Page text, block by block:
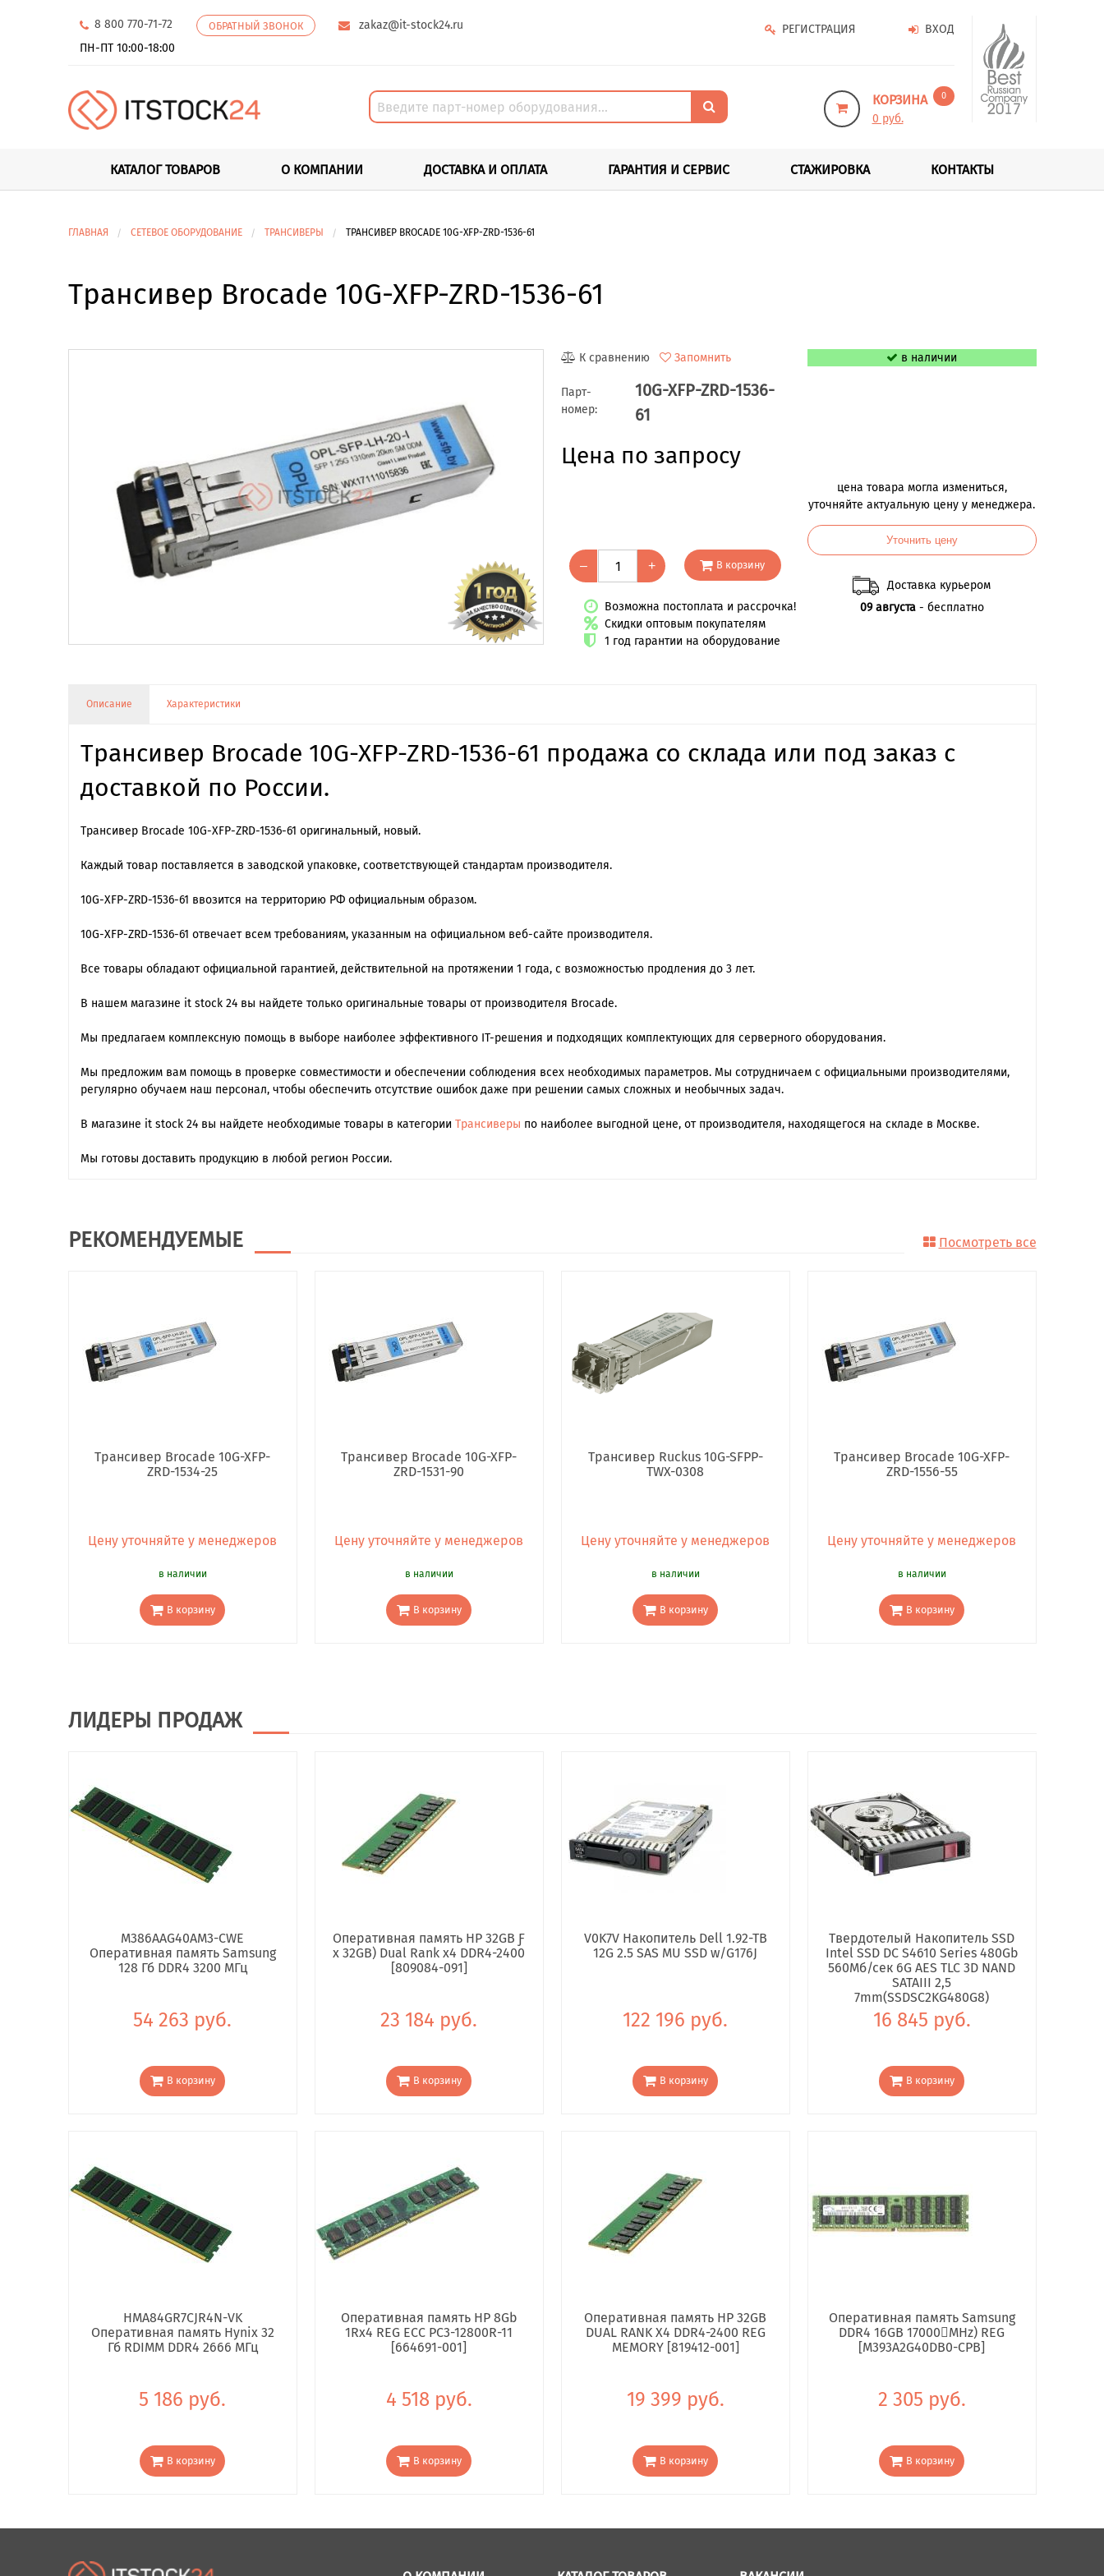
8 800 770-71-72 ОБРАТНЫЙ ЗВОНОК
zakaz@it-stock24.ru
ПН-ПТ 10:00-18:00
ВХОД
РЕГИСТРАЦИЯ
КОРЗИНА 0
0 руб.
КАТАЛОГ ТОВАРОВ О КОМПАНИИ ДОСТАВКА И ОПЛАТА ГАРАНТИЯ И СЕРВИС СТАЖИРОВКА КОНТАКТЫ
ГЛАВНАЯ СЕТЕВОЕ ОБОРУДОВАНИЕ ТРАНСИВЕРЫ ТРАНСИВЕР BROCADE 10G-XFP-ZRD-1536-61
Трансивер Brocade 10G-XFP-ZRD-1536-61
К сравнению Запомнить
Парт-
номер:
10G-XFP-ZRD-1536-
61
Цена по запросу
– + В корзину
Возможна постоплата и рассрочка!
Скидки оптовым покупателям
1 год гарантии на оборудование
в наличии
цена товара могла измениться,
уточняйте актуальную цену у менеджера.
Уточнить цену
Доставка курьером
09 августа- бесплатно
Описание Характеристики
Трансивер Brocade 10G-XFP-ZRD-1536-61 продажа со склада или под заказ с
доставкой по России.
Трансивер Brocade 10G-XFP-ZRD-1536-61 оригинальный, новый.
Каждый товар поставляется в заводской упаковке, соответствующей стандартам производителя.
10G-XFP-ZRD-1536-61 ввозится на территорию РФ официальным образом.
10G-XFP-ZRD-1536-61 отвечает всем требованиям, указанным на официальном веб-сайте производителя.
Все товары обладают официальной гарантией, действительной на протяжении 1 года, с возможностью продления до 3 лет.
В нашем магазине it stock 24 вы найдете только оригинальные товары от производителя Brocade.
Мы предлагаем комплексную помощь в выборе наиболее эффективного IT-решения и подходящих комплектующих для серверного оборудования.
Мы предложим вам помощь в проверке совместимости и обеспечении соблюдения всех необходимых параметров. Мы сотрудничаем с официальными производителями,
регулярно обучаем наш персонал, чтобы обеспечить отсутствие ошибок даже при решении самых сложных и необычных задач.
В магазине it stock 24 вы найдете необходимые товары в категории Трансиверы по наиболее выгодной цене, от производителя, находящегося на складе в Москве.
Мы готовы доставить продукцию в любой регион России.
РЕКОМЕНДУЕМЫЕ Посмотреть все
Трансивер Brocade 10G-XFP-
ZRD-1534-25
Цену уточняйте у менеджеров
в наличии
В корзину
Трансивер Brocade 10G-XFP-
ZRD-1531-90
Цену уточняйте у менеджеров
в наличии
В корзину
Трансивер Ruckus 10G-SFPP-
TWX-0308
Цену уточняйте у менеджеров
в наличии
В корзину
Трансивер Brocade 10G-XFP-
ZRD-1556-55
Цену уточняйте у менеджеров
в наличии
В корзину
ЛИДЕРЫ ПРОДАЖ
M386AAG40AM3-CWE
Оперативная память Samsung
128 Гб DDR4 3200 МГц
54 263 руб.
В корзину
Оперативная память HP 32GB Ƒ
x 32GB) Dual Rank x4 DDR4-2400
[809084-091]
23 184 руб.
В корзину
V0K7V Накопитель Dell 1.92-TB
12G 2.5 SAS MU SSD w/G176J
122 196 руб.
В корзину
Твердотелый Накопитель SSD
Intel SSD DC S4610 Series 480Gb
560Мб/сек 6G AES TLC 3D NAND
SATAIII 2,5
7mm(SSDSC2KG480G8)
16 845 руб.
В корзину
HMA84GR7CJR4N-VK
Оперативная память Hynix 32
Гб RDIMM DDR4 2666 МГц
5 186 руб.
В корзину
Оперативная память HP 8Gb
1Rx4 REG ECC PC3-12800R-11
[664691-001]
4 518 руб.
В корзину
Оперативная память HP 32GB
DUAL RANK X4 DDR4-2400 REG
MEMORY [819412-001]
19 399 руб.
В корзину
Оперативная память Samsung
DDR4 16GB 17000񢋕MHz) REG
[M393A2G40DB0-CPB]
2 305 руб.
В корзину